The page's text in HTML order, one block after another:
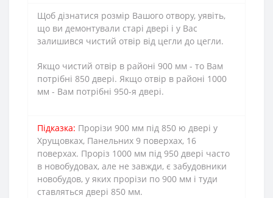
Щоб дізнатися розмір Вашого отвору, уявіть,
що ви демонтували старі двері і у Вас
залишився чистий отвір від цегли до цегли.
Якщо чистий отвір в районі 900 мм - то Вам
потрібні 850 двері. Якщо отвір в районі 1000
мм - Вам потрібні 950-я двері.
Підказка: Прорізи 900 мм під 850 ю двері у
Хрущовках, Панельних 9 поверхах, 16
поверхах. Проріз 1000 мм під 950 двері часто
в новобудовах, але не завжди, є забудовники
новобудов, у яких прорізи по 900 мм і туди
ставляться двері 850 мм.